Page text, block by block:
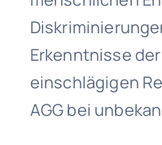
Erkenntnisse
einschlägigen
AGG bei